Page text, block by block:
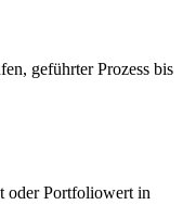
geführter Prozess bis
oder Portfoliowert in